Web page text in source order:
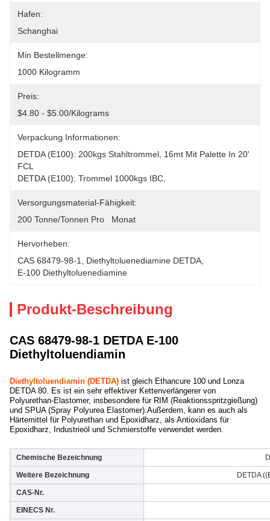
Hafen:
Schanghai
Min Bestellmenge:
1000 Kilogramm
Preis:
$4.80 - $5.00/Kilograms
Verpackung Informationen:
DETDA (E100): 200kgs Stahltrommel, 16mt Mit Palette In 20'
FCL
DETDA (E100): Trommel 1000kgs IBC,
Versorgungsmaterial-Fähigkeit:
200 Tonne/Tonnen Pro   Monat
Hervorheben:
CAS 68479-98-1
Diethyltoluenediamine DETDA
E-100 Diethyltoluenediamine
Produkt-Beschreibung
CAS 68479-98-1 DETDA E-100
Diethyltoluendiamin
Diethyltoluendiamin (DETDA) ist gleich Ethancure 100 und Lonza
DETDA 80. Es ist ein sehr effektiver Kettenverlängerer von
Polyurethan-Elastomer, insbesondere für RIM (Reaktionsspritzgießung)
und SPUA (Spray Polyurea Elastomer).Außerdem, kann es auch als
Härtemittel für Polyurethan und Epoxidharz, als Antioxidans für
Epoxidharz, Industrieöl und Schmierstoffe verwendet werden.
Chemische Bezeichnung
Weitere Bezeichnung DETDA
CAS-Nr.
EINECS Nr.